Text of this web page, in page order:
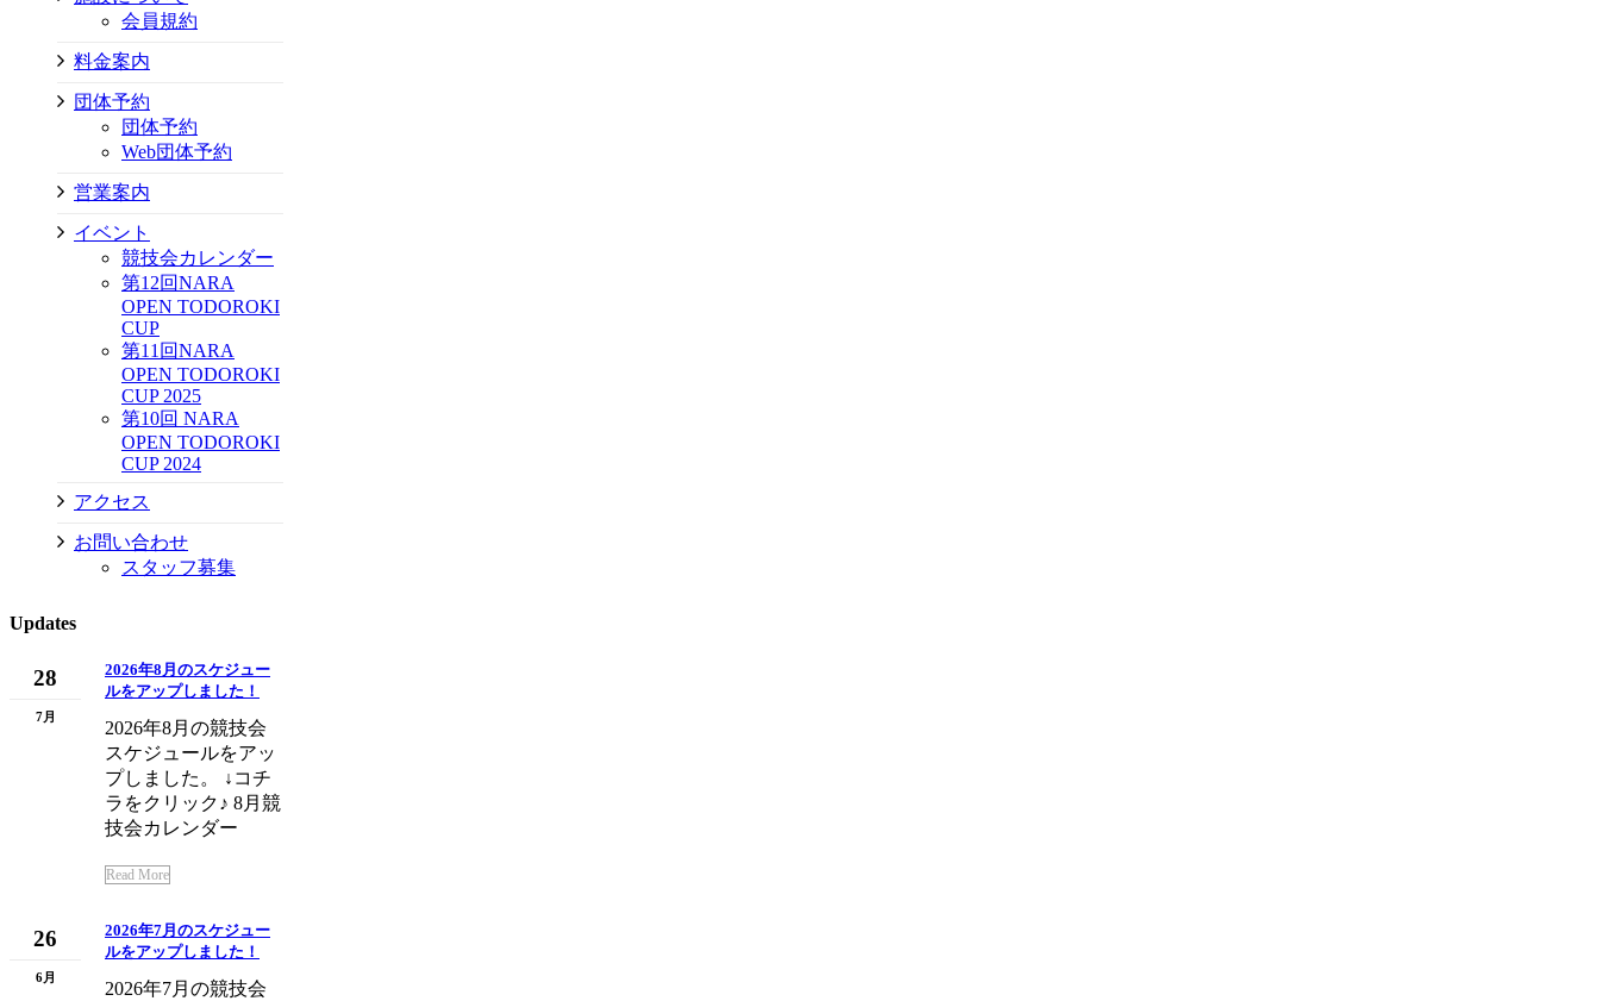
会員規約
料金案内
団体予約
団体予約
Web団体予約
営業案内
イベント
競技会カレンダー
第12回NARA
OPEN TODOROKI
CUP
第11回NARA
OPEN TODOROKI
CUP 2025
第10回 NARA
OPEN TODOROKI
CUP 2024
アクセス
お問い合わせ
スタッフ募集
Updates
28
7月
2026年8月のスケジュー
ルをアップしました！
2026年8月の競技会
スケジュールをアッ
プしました。 ↓コチ
ラをクリック♪ 8月競
技会カレンダー
Read More
26
6月
2026年7月のスケジュー
ルをアップしました！
2026年7月の競技会